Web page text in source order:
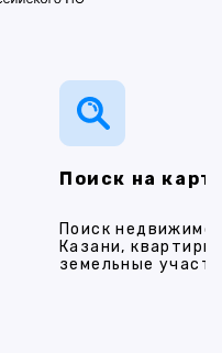
Поиск на
Поиск
Казани,
земельные